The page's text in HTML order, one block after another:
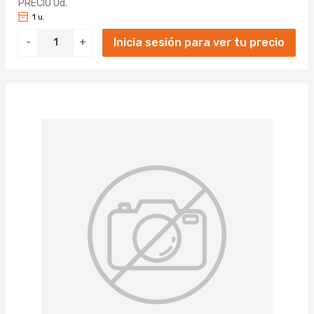
PRECIO Ud.
- +
1 u.
Inicia sesión para ver tu precio